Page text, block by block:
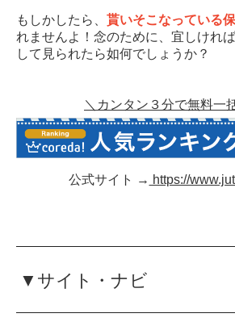
もしかしたら、 貰いそこなっている
れませんよ！念のために、宜しけれ
して見られたら如何でしょうか？
＼カンタン３分で無料一
公式サイト → https://
▼サイト・ナビ